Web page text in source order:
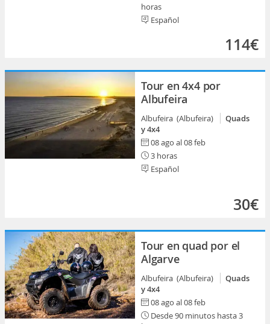
horas
Español
114€
Tour en 4x4 por
Albufeira
Albufeira (Albufeira)
Quads
y 4x4
08 ago al 08 feb
3 horas
Español
30€
Tour en quad por el
Algarve
Albufeira (Albufeira)
Quads
y 4x4
08 ago al 08 feb
Desde 90 minutos hasta 3